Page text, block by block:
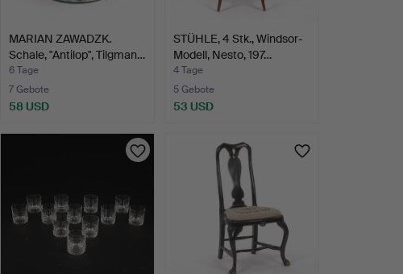
MARIAN ZAWADZK.
Schale, "Antilop", Tilgman…
6 Tage
7 Gebote
58 USD
STÜHLE, 4 Stk., Windsor-
Modell, Nesto, 197…
4 Tage
5 Gebote
53 USD